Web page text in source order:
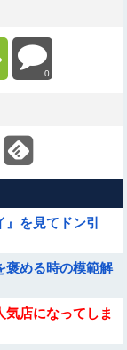
0
を見てドン引
褒める時の模範解
気店になってしま